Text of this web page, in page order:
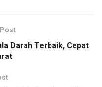
Darah Terbaik, Cepat